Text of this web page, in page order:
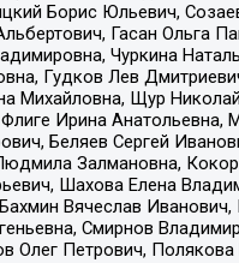
Борис Юльевич,
Гасан Ольга
Чуркина
Гудков Лев
Михайловна, Щур
Ирина Анатольевна,
Беляев Сергей
Залмановна,
Шахова Елена
Вячеслав
Смирнов
Олег Петрович,